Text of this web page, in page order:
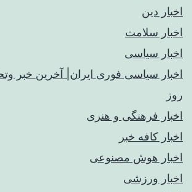
اخبار دین
اخبار سلامت
اخبار سیاسی
اخبار سیاسی فوری ایران| آخرین خبر
روز
اخبار فرهنگی و هنری
اخبار کافه خبر
اخبار هوش مصنوعی
اخبار ورزشی